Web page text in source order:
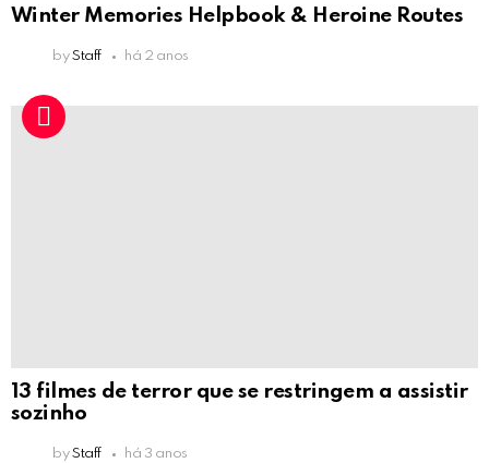
Winter Memories Helpbook & Heroine Routes
by Staff há 2 anos
13 filmes de terror que se restringem a assistir
sozinho
by Staff há 3 anos